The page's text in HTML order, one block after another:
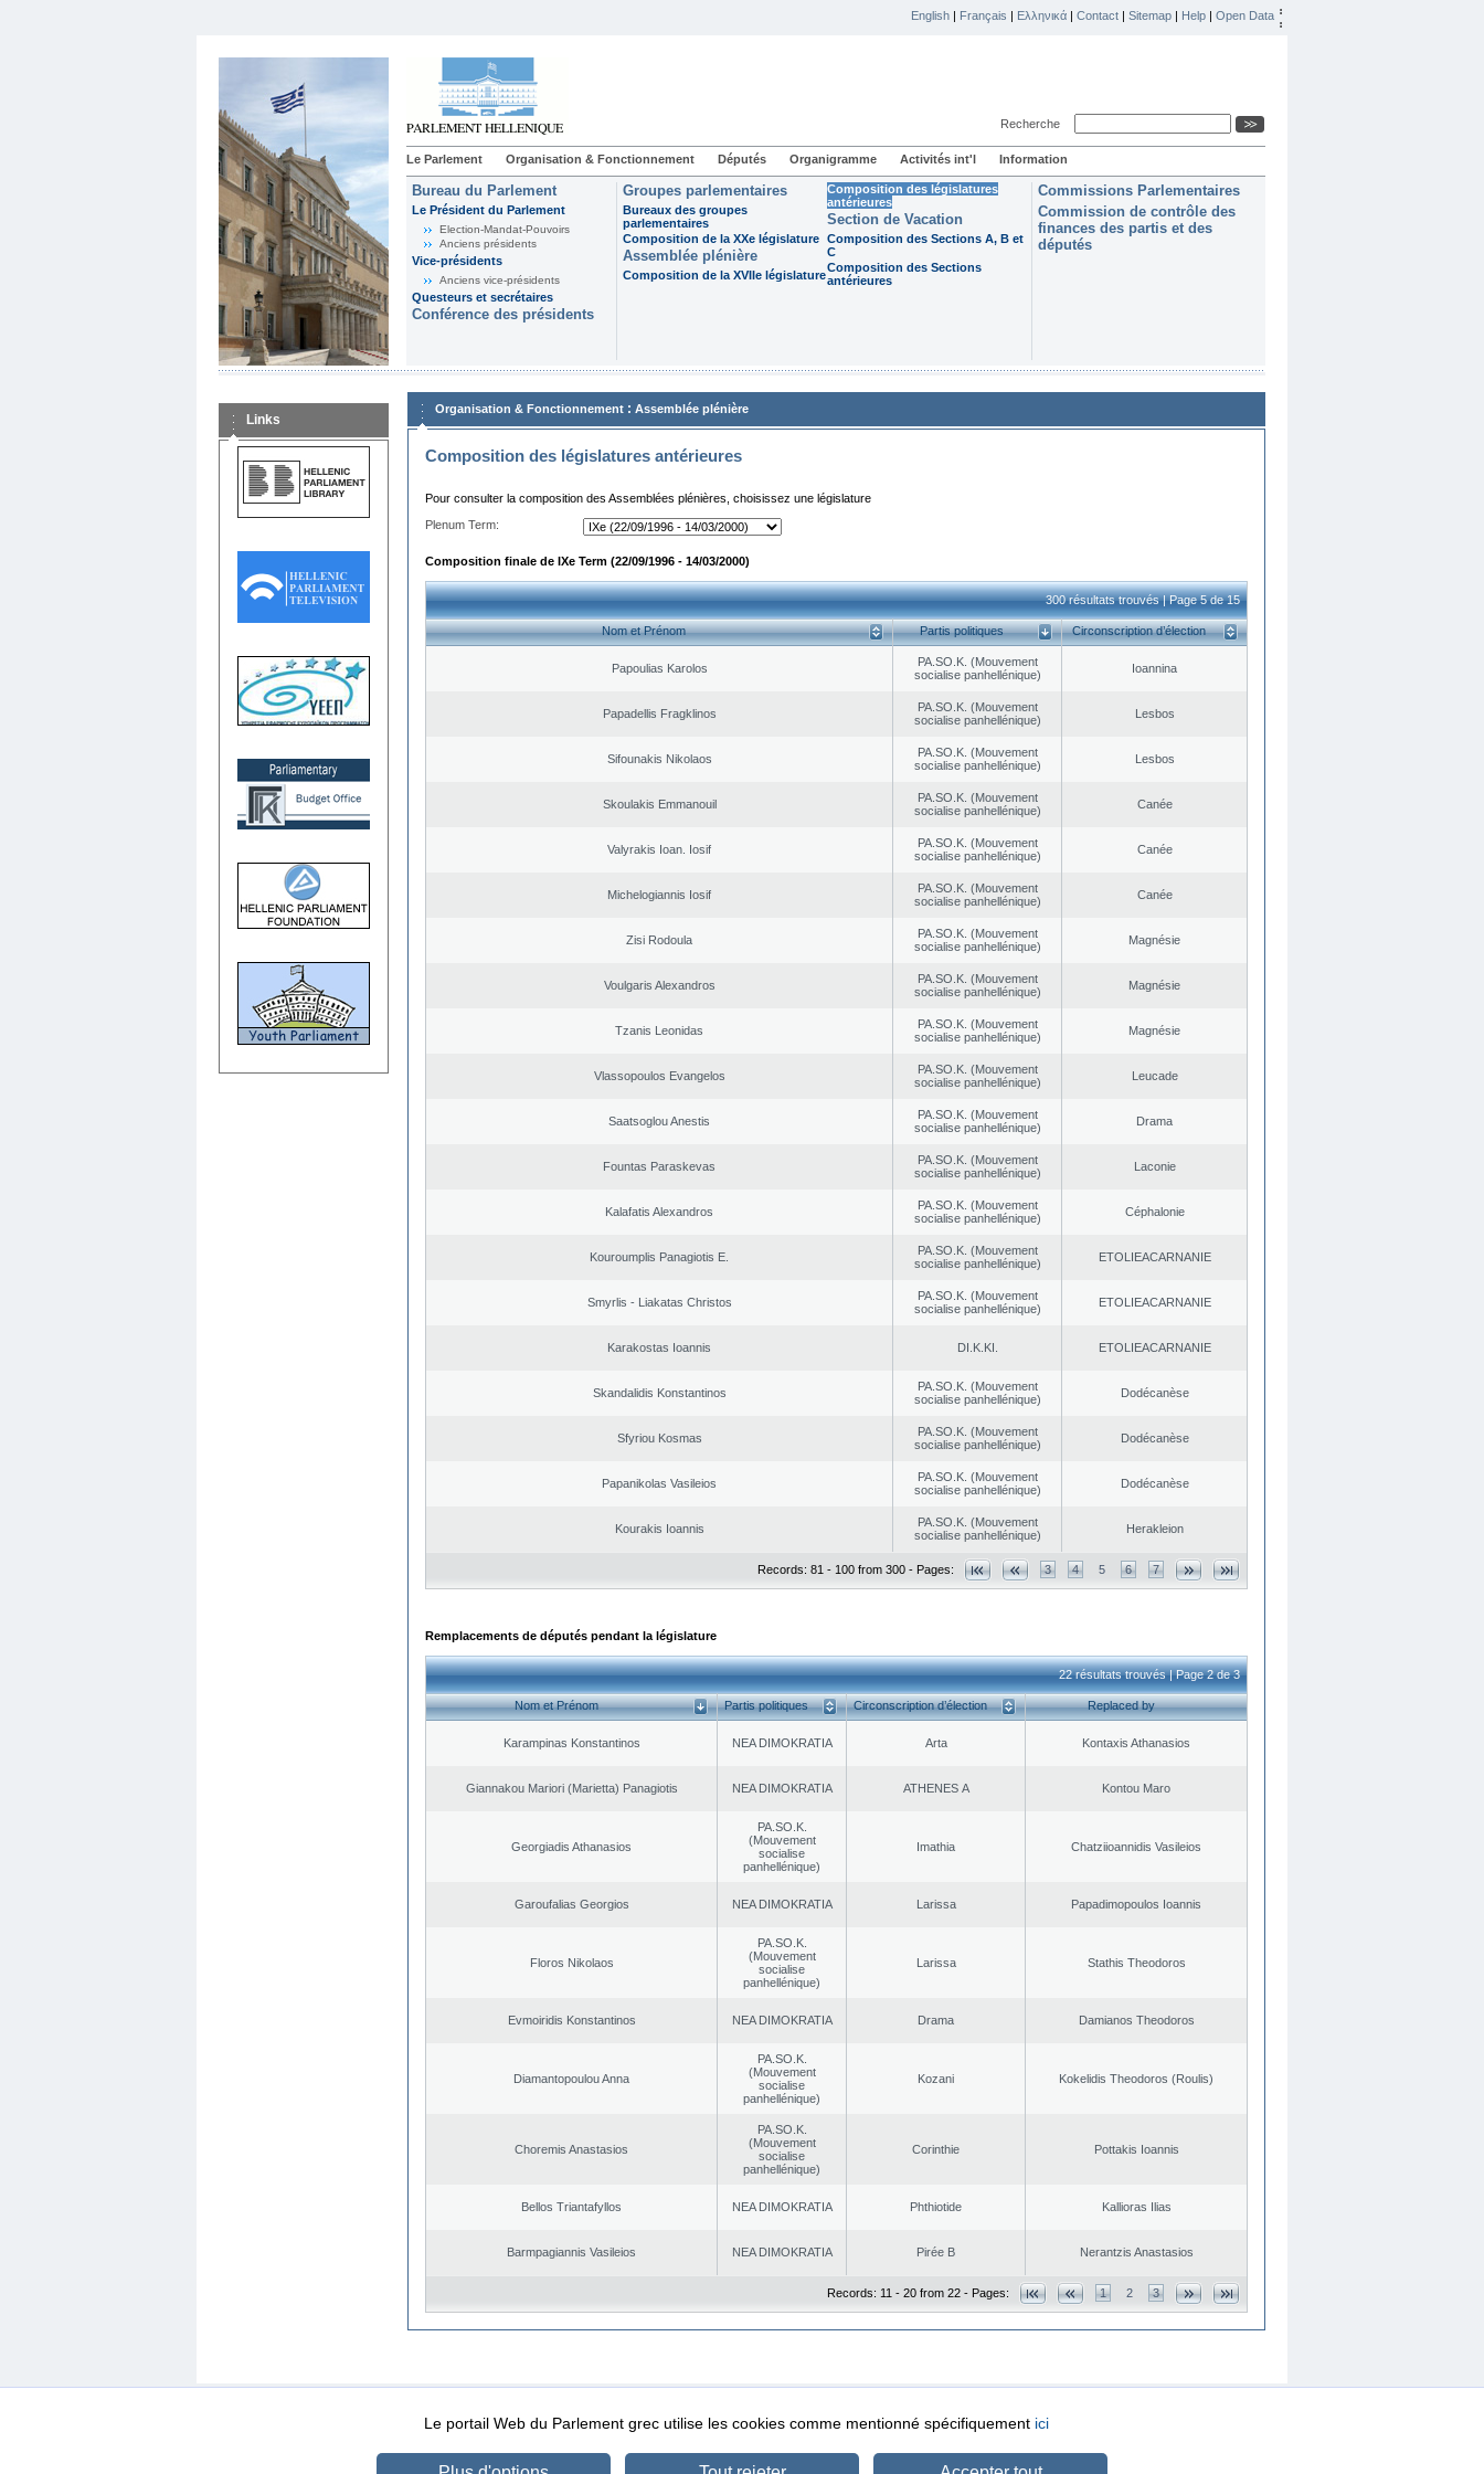
English | Français | Ελληνικά | Contact | Sitemap | Help | Open Data
Recherche
Le Parlement Organisation & Fonctionnement Députés Organigramme Activités int'l Information
Bureau du Parlement
Le Président du Parlement
Election-Mandat-Pouvoirs
Anciens présidents
Vice-présidents
Anciens vice-présidents
Questeurs et secrétaires
Conférence des présidents
Groupes parlementaires
Bureaux des groupes
parlementaires
Composition de la XXe législature
Assemblée plénière
Composition de la XVIIe législature
Composition des législatures
antérieures
Section de Vacation
Composition des Sections A, B et
C
Composition des Sections
antérieures
Commissions Parlementaires
Commission de contrôle des
finances des partis et des
députés
Links
Organisation & Fonctionnement : Assemblée plénière
Composition des législatures antérieures
Pour consulter la composition des Assemblées plénières, choisissez une législature
Plenum Term:
Composition finale de IXe Term (22/09/1996 - 14/03/2000)
300 résultats trouvés | Page 5 de 15
Nom et Prénom Partis politiques Circonscription d’élection
Papoulias Karolos
PA.SO.K. (Mouvement
socialise panhellénique)
Ioannina
Papadellis Fragklinos
PA.SO.K. (Mouvement
socialise panhellénique)
Lesbos
Sifounakis Nikolaos
PA.SO.K. (Mouvement
socialise panhellénique)
Lesbos
Skoulakis Emmanouil
PA.SO.K. (Mouvement
socialise panhellénique)
Canée
Valyrakis Ioan. Iosif
PA.SO.K. (Mouvement
socialise panhellénique)
Canée
Michelogiannis Iosif
PA.SO.K. (Mouvement
socialise panhellénique)
Canée
Zisi Rodoula
PA.SO.K. (Mouvement
socialise panhellénique)
Magnésie
Voulgaris Alexandros
PA.SO.K. (Mouvement
socialise panhellénique)
Magnésie
Tzanis Leonidas
PA.SO.K. (Mouvement
socialise panhellénique)
Magnésie
Vlassopoulos Evangelos
PA.SO.K. (Mouvement
socialise panhellénique)
Leucade
Saatsoglou Anestis
PA.SO.K. (Mouvement
socialise panhellénique)
Drama
Fountas Paraskevas
PA.SO.K. (Mouvement
socialise panhellénique)
Laconie
Kalafatis Alexandros
PA.SO.K. (Mouvement
socialise panhellénique)
Céphalonie
Kouroumplis Panagiotis E.
PA.SO.K. (Mouvement
socialise panhellénique)
EΤOLIEACARNANIE
Smyrlis - Liakatas Christos
PA.SO.K. (Mouvement
socialise panhellénique)
EΤOLIEACARNANIE
Karakostas Ioannis DI.K.KI. EΤOLIEACARNANIE
Skandalidis Konstantinos
PA.SO.K. (Mouvement
socialise panhellénique)
Dodécanèse
Sfyriou Kosmas
PA.SO.K. (Mouvement
socialise panhellénique)
Dodécanèse
Papanikolas Vasileios
PA.SO.K. (Mouvement
socialise panhellénique)
Dodécanèse
Kourakis Ioannis
PA.SO.K. (Mouvement
socialise panhellénique)
Herakleion
Records: 81 - 100 from 300 - Pages: 3 4 5 6 7
Remplacements de députés pendant la législature
22 résultats trouvés | Page 2 de 3
Nom et Prénom Partis politiques Circonscription d’élection Replaced by
Karampinas Konstantinos NEA DΙMOKRATIA Arta Kontaxis Athanasios
Giannakou Mariori (Marietta) Panagiotis NEA DΙMOKRATIA ATHENES Α Kontou Maro
Georgiadis Athanasios
PA.SO.K.
(Mouvement
socialise
panhellénique)
Imathia Chatziioannidis Vasileios
Garoufalias Georgios NEA DΙMOKRATIA Larissa Papadimopoulos Ioannis
Floros Nikolaos
PA.SO.K.
(Mouvement
socialise
panhellénique)
Larissa Stathis Theodoros
Evmoiridis Konstantinos NEA DΙMOKRATIA Drama Damianos Theodoros
Diamantopoulou Anna
PA.SO.K.
(Mouvement
socialise
panhellénique)
Kozani Kokelidis Theodoros (Roulis)
Choremis Anastasios
PA.SO.K.
(Mouvement
socialise
panhellénique)
Corinthie Pottakis Ioannis
Bellos Triantafyllos NEA DΙMOKRATIA Phthiotide Kallioras Ilias
Barmpagiannis Vasileios NEA DΙMOKRATIA Pirée B Nerantzis Anastasios
Records: 11 - 20 from 22 - Pages: 1 2 3
Conditions d’utilisation Data Protection Security & Access
Le portail Web du Parlement grec utilise les cookies comme mentionné spécifiquement ici